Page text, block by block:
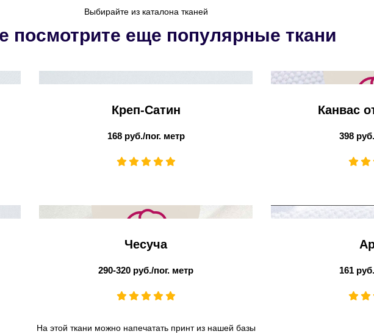
Выбирайте из каталона тканей
посмотрите еще популярные ткани
Креп-Сатин
168 руб./пог. метр
Канвас
398
Чесуча
290-320 руб./пог. метр 161
На этой ткани можно напечатать принт из нашей базы